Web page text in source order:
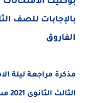
الفاروق
مذكرة مراجعة ليلة
الثالث الثانوى 2021 مستر رضا الفاروق